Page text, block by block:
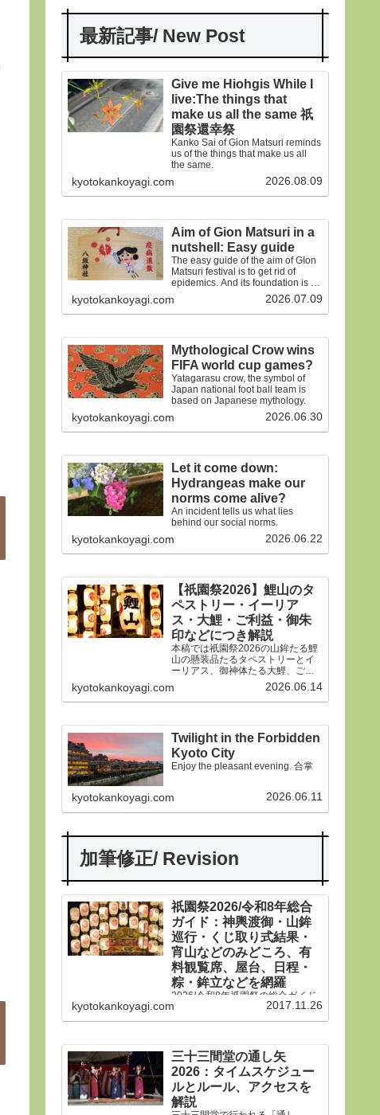
最新記事/ New Post
Give me Hiohgis While I
live:The things that
make us all the same 祇
園祭還幸祭
Kanko Sai of Gion Matsuri reminds
us of the things that make us all
the same.
kyotokankoyagi.com 2026.08.09
Aim of Gion Matsuri in a
nutshell: Easy guide
The easy guide of the aim of GIon
Matsuri festival is to get rid of
epidemics. And its foundation is on
kyotokankoyagi.com 2026.07.09
Mythological Crow wins
FIFA world cup games?
Yatagarasu crow, the symbol of
Japan national foot ball team is
based on Japanese mythology.
kyotokankoyagi.com 2026.06.30
Let it come down:
Hydrangeas make our
norms come alive?
An incident tells us what lies
behind our social norms.
kyotokankoyagi.com 2026.06.22
【祇園祭2026】鯉山のタ
ペストリー・イーリア
ス・大鯉・ご利益・御朱
印などにつき解説
本稿では祇園祭2026の山鉾たる鯉
山の懸装品たるタペストリーとイ
ーリアス、御神体たる大鯉、ご利
益、御朱印などにつき詳細に解説
申しあげます。合掌
kyotokankoyagi.com 2026.06.14
Twilight in the Forbidden
Kyoto City
Enjoy the pleasant evening. 合掌
kyotokankoyagi.com 2026.06.11
加筆修正/ Revision
祇園祭2026/令和8年総合
ガイド：神輿渡御・山鉾
巡行・くじ取り式結果・
宵山などのみどころ、有
料観覧席、屋台、日程・
粽・鉾立などを網羅
2026/令和8年祇園祭の総合ガイド
です。本年は神輿渡御、山鉾巡
行・神輿渡御などの行事の日程、
生稚児や久世駒形稚児、各山鉾や
御朱印、屋台や歩行者天国や交通
規制などのおすすめ情報です。
kyotokankoyagi.com 2017.11.26
三十三間堂の通し矢
2026：タイムスケジュー
ルとルール、アクセスを
解説